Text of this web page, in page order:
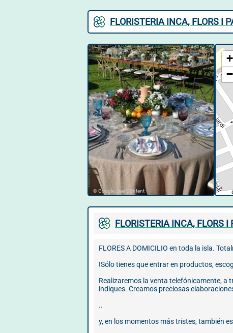
FLORISTERIA INCA, FLORS I
© Google User Content
+
−
FLORISTERIA INCA, FLORS I
FLORES A DOMICILIO en toda la isla.
!Sólo tienes que entrar en productos,
Realizaremos la venta telefónicamente, a
indiques. Creamos preciosas
..
y, en los momentos más tristes, también